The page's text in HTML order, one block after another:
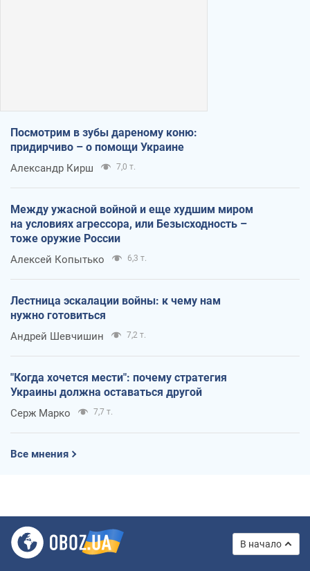
Посмотрим в зубы дареному коню:
придирчиво – о помощи Украине
Александр Кирш 7,0 т.
Между ужасной войной и еще худшим миром
на условиях агрессора, или Безысходность –
тоже оружие России
Алексей Копытько 6,3 т.
Лестница эскалации войны: к чему нам
нужно готовиться
Андрей Шевчишин 7,2 т.
"Когда хочется мести": почему стратегия
Украины должна оставаться другой
Серж Марко 7,7 т.
Все мнения
В начало